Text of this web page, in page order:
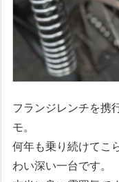
フランジレンチを携
モ。
何年も乗り続けてこ
わい深い一台です。